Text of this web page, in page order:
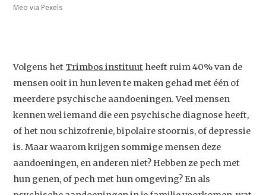
Meo via Pexels
Volgens het Trimbos instituut heeft ruim 40% van de
mensen ooit in hun leven te maken gehad met één of
meerdere psychische aandoeningen. Veel mensen
kennen wel iemand die een psychische diagnose heeft,
of het nou schizofrenie, bipolaire stoornis, of depressie
is. Maar waarom krijgen sommige mensen deze
aandoeningen, en anderen niet? Hebben ze pech met
hun genen, of pech met hun omgeving? En als